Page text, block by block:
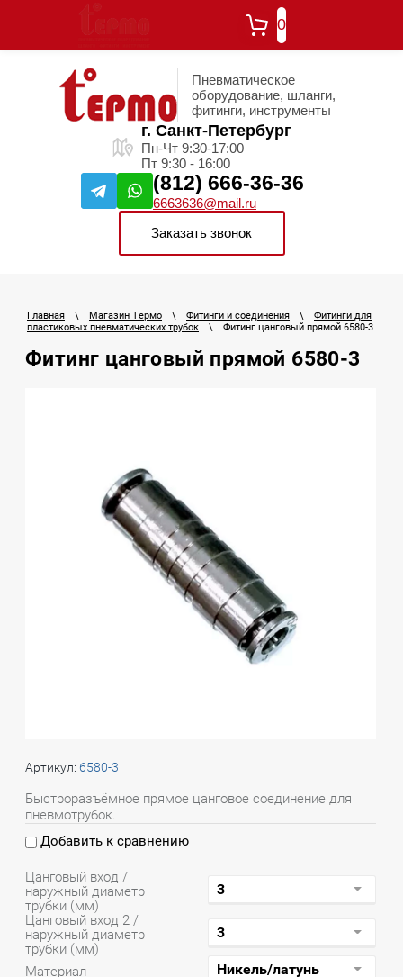
0
Пневматическое
оборудование, шланги,
фитинги, инструменты
г. Санкт-Петербург
Пн-Чт 9:30-17:00
Пт 9:30 - 16:00
(812) 666-36-36
6663636@mail.ru
Заказать звонок
Главная \ Магазин Термо \ Фитинги и соединения \
Фитинги для
пластиковых пневматических трубок
\ Фитинг цанговый прямой 6580-3
Фитинг цанговый прямой 6580-3
Артикул: 6580-3
Быстроразъёмное прямое цанговое соединение для
пневмотрубок.
Добавить к сравнению
Цанговый вход /
наружный диаметр
трубки (мм)
Цанговый вход 2 /
наружный диаметр
трубки (мм)
Материал